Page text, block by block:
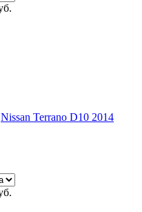
Nissan Terrano D10 2014